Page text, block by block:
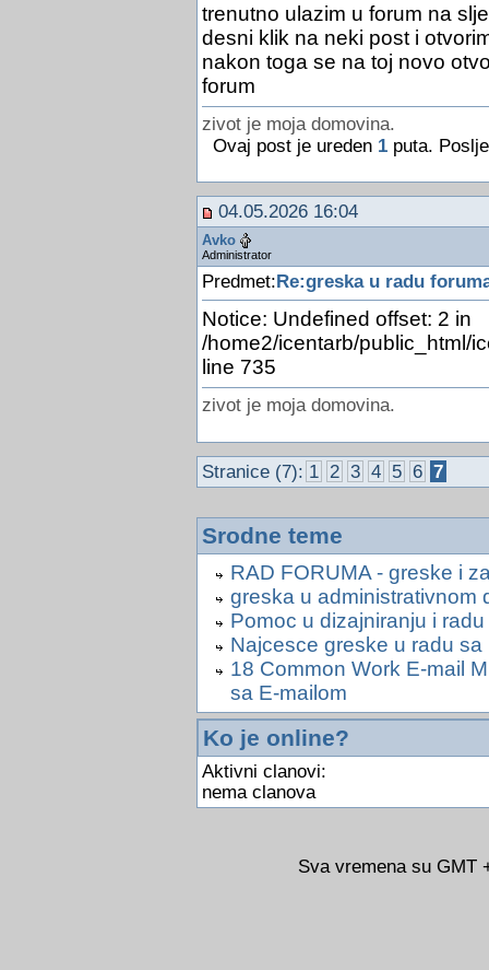
trenutno ulazim u forum na
desni klik na neki post i
nakon toga se na toj novo
forum
zivot je moja domovina.
Ovaj post je ureden 1puta.
04.05.2026 16:04
Avko
Administrator
Predmet: Re:greska u radu
Notice: Undefined offset: 2 in
/home2/icentarb/public_html/
line 735
zivot je moja domovina.
Stranice (7): 1 2 3 4 5 6 7
Srodne teme
RAD FORUMA - greske i
greska u administrativnom
Pomoc u dizajniranju i radu
Najcesce greske u radu sa
18 Common Work E-mail
sa E-mailom
Ko je online?
Aktivni clanovi:
nema clanova
Sva vremena su GMT